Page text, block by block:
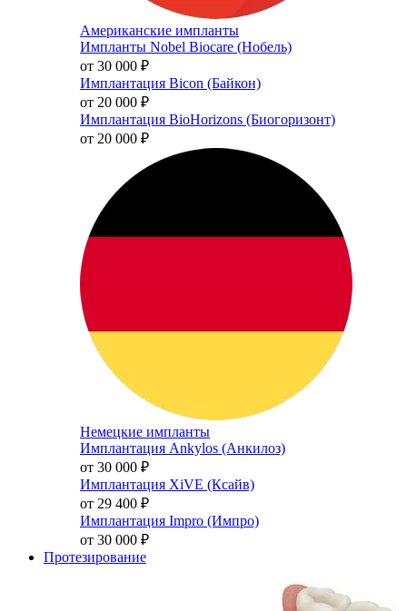
Американские импланты
Импланты Nobel Biocare (Нобель)
от 30 000 ₽
Имплантация Bicon (Байкон)
от 20 000 ₽
Имплантация BioHorizons (Биогоризонт)
от 20 000 ₽
Немецкие импланты
Имплантация Ankylos (Анкилоз)
от 30 000 ₽
Имплантация XiVE (Ксайв)
от 29 400 ₽
Имплантация Impro (Импро)
от 30 000 ₽
Протезирование